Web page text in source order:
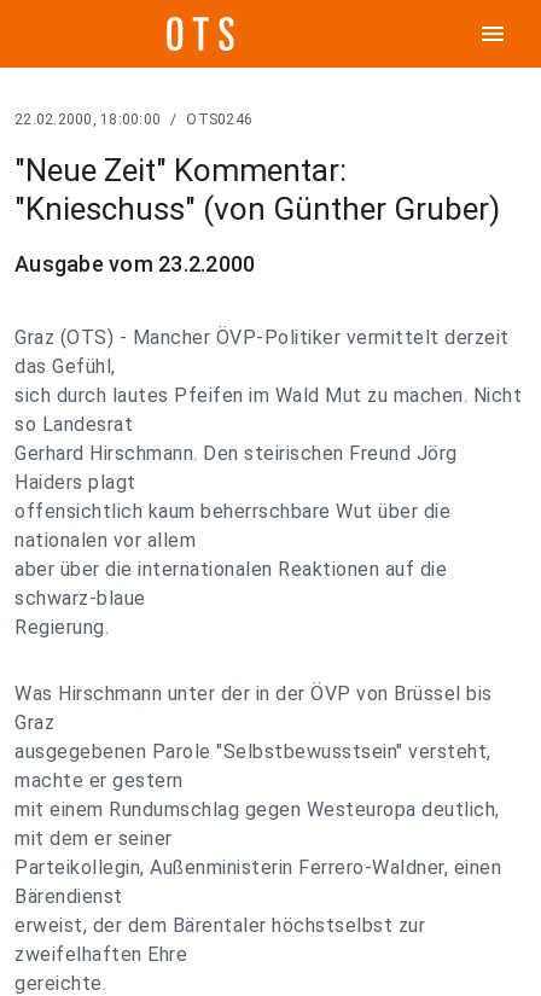
menu
22.02.2000, 18:00:00 / OTS0246
"Neue Zeit" Kommentar:
"Knieschuss" (von Günther Gruber)
Ausgabe vom 23.2.2000
Graz (OTS) - Mancher ÖVP-Politiker vermittelt derzeit
das Gefühl,
sich durch lautes Pfeifen im Wald Mut zu machen. Nicht
so Landesrat
Gerhard Hirschmann. Den steirischen Freund Jörg
Haiders plagt
offensichtlich kaum beherrschbare Wut über die
nationalen vor allem
aber über die internationalen Reaktionen auf die
schwarz-blaue
Regierung.
Was Hirschmann unter der in der ÖVP von Brüssel bis
Graz
ausgegebenen Parole "Selbstbewusstsein" versteht,
machte er gestern
mit einem Rundumschlag gegen Westeuropa deutlich,
mit dem er seiner
Parteikollegin, Außenministerin Ferrero-Waldner, einen
Bärendienst
erweist, der dem Bärentaler höchstselbst zur
zweifelhaften Ehre
gereichte.